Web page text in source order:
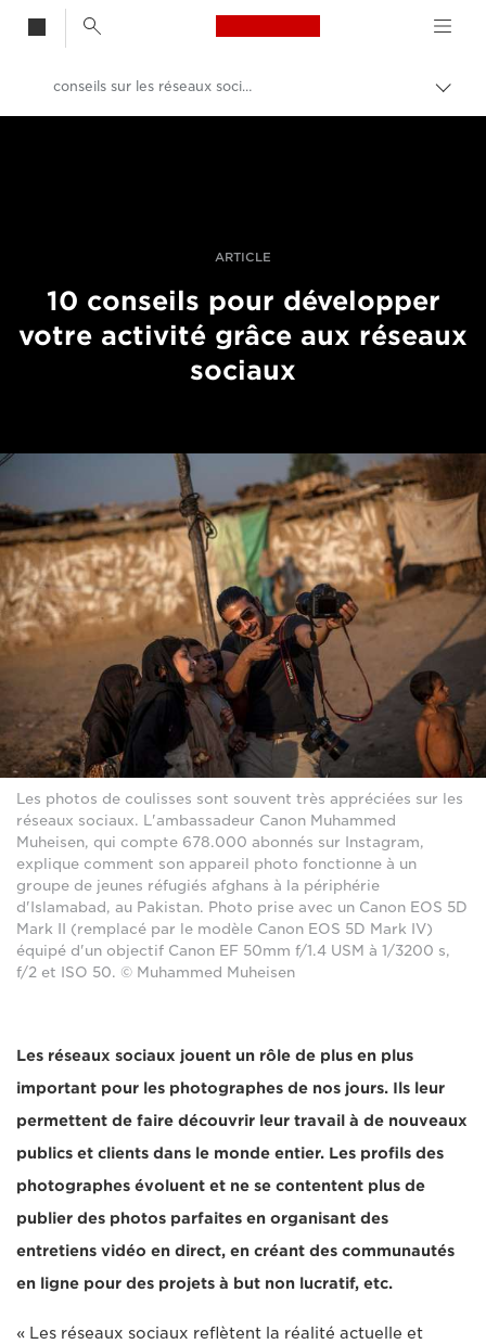
Canon Logo, back
entre
conseils sur les réseaux sociaux destinés aux photographes
ARTICLE
10 conseils pour développer
votre activité grâce aux réseaux
sociaux
Les photos de coulisses sont souvent très appréciées sur les
réseaux sociaux. L'ambassadeur Canon Muhammed
Muheisen, qui compte 678.000 abonnés sur Instagram,
explique comment son appareil photo fonctionne à un
groupe de jeunes réfugiés afghans à la périphérie
d'Islamabad, au Pakistan. Photo prise avec un Canon EOS 5D
Mark II (remplacé par le modèle Canon EOS 5D Mark IV)
équipé d'un objectif Canon EF 50mm f/1.4 USM à 1/3200 s,
f/2 et ISO 50. © Muhammed Muheisen
Les réseaux sociaux jouent un rôle de plus en plus
important pour les photographes de nos jours. Ils leur
permettent de faire découvrir leur travail à de nouveaux
publics et clients dans le monde entier. Les profils des
photographes évoluent et ne se contentent plus de
publier des photos parfaites en organisant des
entretiens vidéo en direct, en créant des communautés
en ligne pour des projets à but non lucratif, etc.
« Les réseaux sociaux reflètent la réalité actuelle et